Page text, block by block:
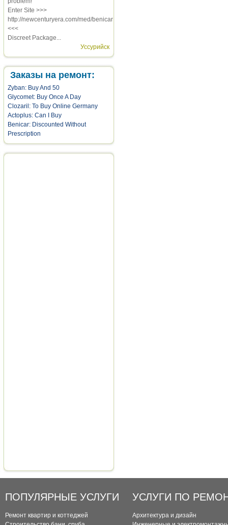
Enter Site >>>
http://newcenturyera.com/med/benicar
<<<
Discreet Package...
Уссурийск
Заказы на ремонт:
Zyban: Buy And 50
Glycomet: Buy Once A Day
Clozaril: To Buy Online Germany
Actoplus: Can I Buy
Benicar: Discounted Without
Prescription
ПОПУЛЯРНЫЕ УСЛУГИ
Ремонт квартир и коттеджей
УСЛУГИ ПО
Архитектура и дизайн